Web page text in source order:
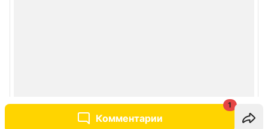
Комментарии
1